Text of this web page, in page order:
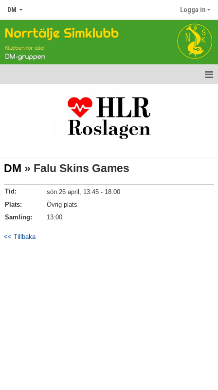
DM Logga in
Dokument
Kontakt
DM » Falu Skins Games
Tid:
sön 26 april, 13:45 - 18:00
Plats:
Övrig plats
Samling:
13:00
<< Tillbaka